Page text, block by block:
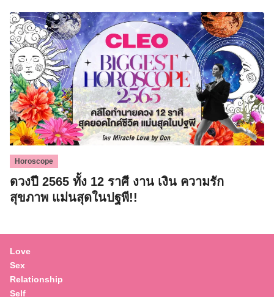
Search
for:
Horoscope
ดวงปี 2565 ทั้ง 12 ราศี งาน เงิน ความรัก
สุขภาพ แม่นสุดในปฐพี!!
Love
Sex
Relationship
Self